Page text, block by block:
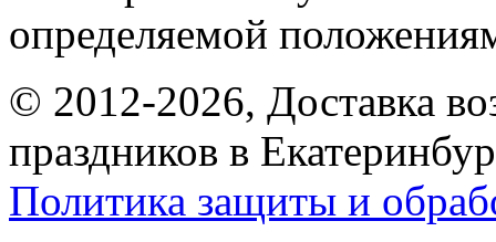
определяемой
© 2012-2026, Доставка
праздников в
Политика защиты и